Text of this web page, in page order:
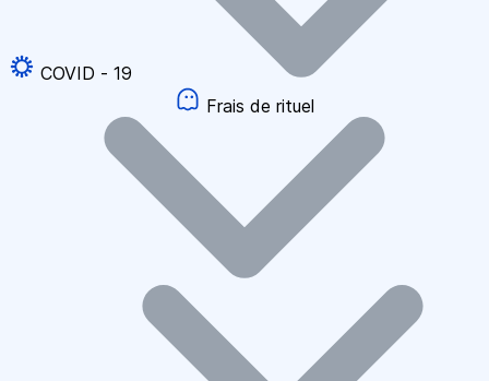
COVID - 19
Frais de rituel